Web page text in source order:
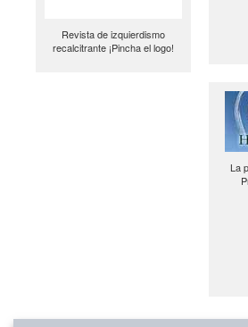
Revista de izquierdismo
recalcitrante ¡Pincha el logo!
La